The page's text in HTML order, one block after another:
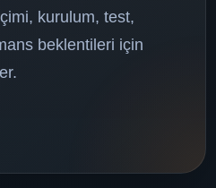
kurulum, test,
beklentileri için